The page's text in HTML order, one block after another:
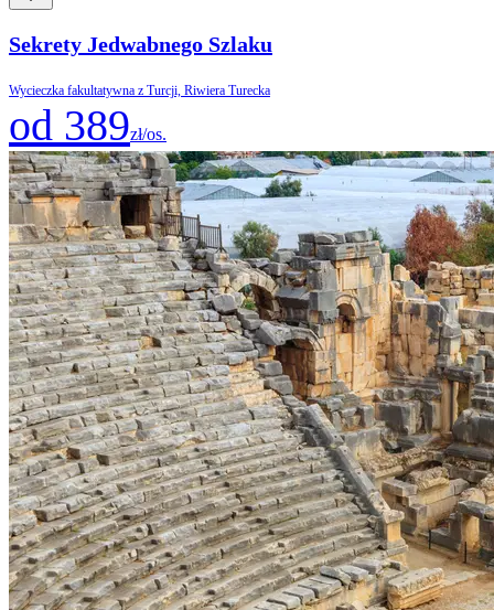
Sekrety Jedwabnego Szlaku
Wycieczka fakultatywna z Turcji, Riwiera Turecka
od 389zł/os.